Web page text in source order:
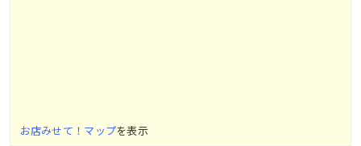
お店みせて！マップを表示